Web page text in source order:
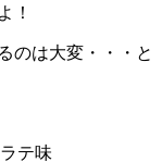
！
のは大変・・・と
テ味